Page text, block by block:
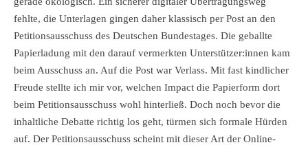
fehlte, die Unterlagen gingen daher klassisch per Post an den
Petitionsausschuss des Deutschen Bundestages. Die geballte
Papierladung mit den darauf vermerkten Unterstützer:innen kam
beim Ausschuss an. Auf die Post war Verlass. Mit fast kindlicher
Freude stellte ich mir vor, welchen Impact die Papierform dort
beim Petitionsausschuss wohl hinterließ. Doch noch bevor die
inhaltliche Debatte richtig los geht, türmen sich formale Hürden
auf. Der Petitionsausschuss scheint mit dieser Art der Online-